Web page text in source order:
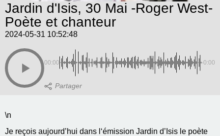
Jardin d'Isis, 30 Mai -Roger West-
Poète et chanteur
2024-05-31 10:52:48
00:00 -0:00
\n
Je reçois aujourd’hui dans l‘émission Jardin d’Isis le poète